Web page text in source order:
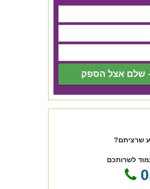
- שלם אצל הספק
שרציתם?
לשרותכם